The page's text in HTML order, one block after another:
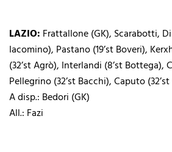
LAZIO: Frattallone (GK), Scarabotti,
Iacomino), Pastano (19’st Boveri),
(32’st Agrò), Interlandi (8’st Bottega),
Pellegrino (32’st Bacchi), Caputo
A disp.: Bedori (GK)
All.: Fazi